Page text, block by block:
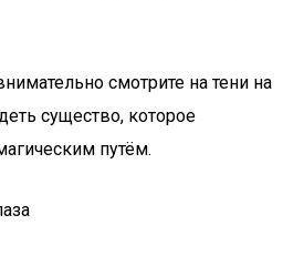
смотрите на тени на
существо, которое
путём.